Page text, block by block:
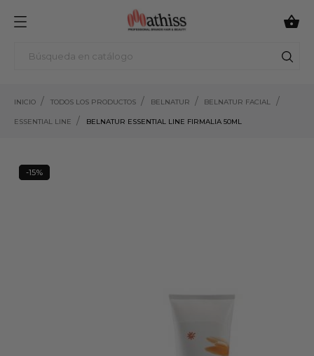

INICIO TODOS LOS PRODUCTOS BELNATUR BELNATUR FACIAL
ESSENTIAL LINE BELNATUR ESSENTIAL LINE FIRMALIA 50ML
15%
-15%